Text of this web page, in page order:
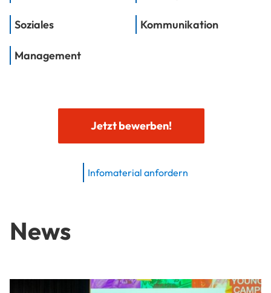
Soziales Kommunikation
Management
Jetzt bewerben!
Infomaterial anfordern
News
Young Campus: Ein Blick in die Zukunft